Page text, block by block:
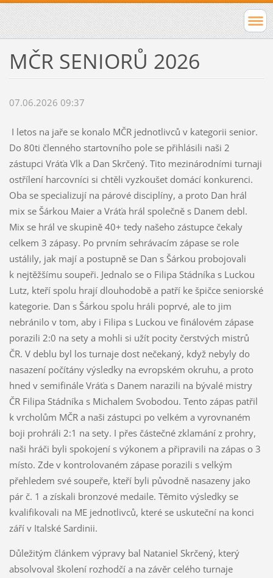
MČR SENIORŮ 2026
07.06.2026 09:37
I letos na jaře se konalo MČR jednotlivců v kategorii senior.
Do 80ti členného startovního pole se přihlásili naši 2
zástupci Vráťa Vlk a Dan Skrčený. Tito mezinárodními turnaji
ostřílení harcovníci si chtěli vyzkoušet domácí konkurenci.
Oba se specializují na párové disciplíny, a proto Dan hrál
mix se Šárkou Maier a Vráťa hrál společně s Danem debl.
Mix se hrál ve skupině 40+ tedy našeho zástupce čekaly
celkem 3 zápasy. Po prvním sehrávacím zápase se role
ustálily, jak mají a postupně se Dan s Šárkou probojovali
k nejtěžšímu soupeři. Jednalo se o Filipa Stádníka s Luckou
Lutz, kteří spolu hrají dlouhodobě a patří ke špičce seniorské
kategorie. Dan s Šárkou spolu hráli poprvé, ale to jim
nebránilo v tom, aby i Filipa s Luckou ve finálovém zápase
porazili 2:0 na sety a mohli si užít pocity čerstvých mistrů
ČR. V deblu byl los turnaje dost nečekaný, když nebyly do
nasazení počítány výsledky na evropském okruhu, a proto
hned v semifinále Vráťa s Danem narazili na bývalé mistry
ČR Filipa Stádníka s Michalem Svobodou. Tento zápas patřil
k vrcholům MČR a naši zástupci po velkém a vyrovnaném
boji prohráli 2:1 na sety. I přes částečné zklamání z prohry,
naši hráči byli spokojení s výkonem a připravili na zápas o 3
místo. Zde v kontrolovaném zápase porazili s velkým
přehledem své soupeře, kteří byli původně nasazeny jako
pár č. 1 a získali bronzové medaile. Těmito výsledky se
kvalifikovali na ME jednotlivců, které se uskuteční na konci
září v Italské Sardinii.
Důležitým článkem výpravy bal Nataniel Skrčený, který
absolvoval školení rozhodčí a na závěr celého turnaje